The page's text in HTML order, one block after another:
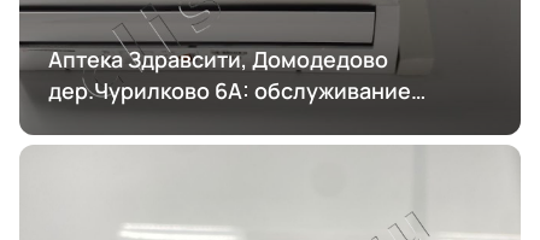
Аптека Здравсити, Домодедово
дер.Чурилково 6А: обслуживание